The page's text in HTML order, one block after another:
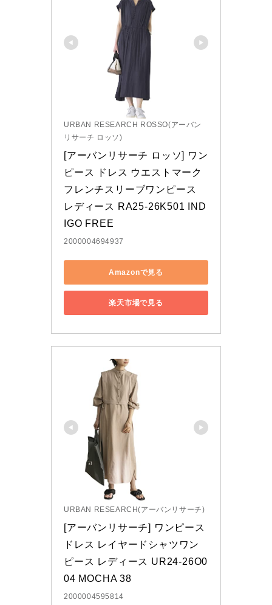
URBAN RESEARCH ROSSO(アーバン
リサーチ ロッソ)
[アーバンリサーチ ロッソ] ワン
ピース ドレス ウエストマーク
フレンチスリーブワンピース
レディース RA25-26K501 IND
IGO FREE
2000004694937
Amazonで見る
楽天市場で見る
URBAN RESEARCH(アーバンリサーチ)
[アーバンリサーチ] ワンピース
ドレス レイヤードシャツワン
ピース レディース UR24-26O0
04 MOCHA 38
2000004595814